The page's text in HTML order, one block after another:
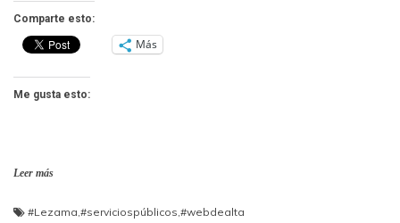
Comparte esto:
Más
Me gusta esto:
Leer más
#Lezama #serviciospúblicos #webdealta